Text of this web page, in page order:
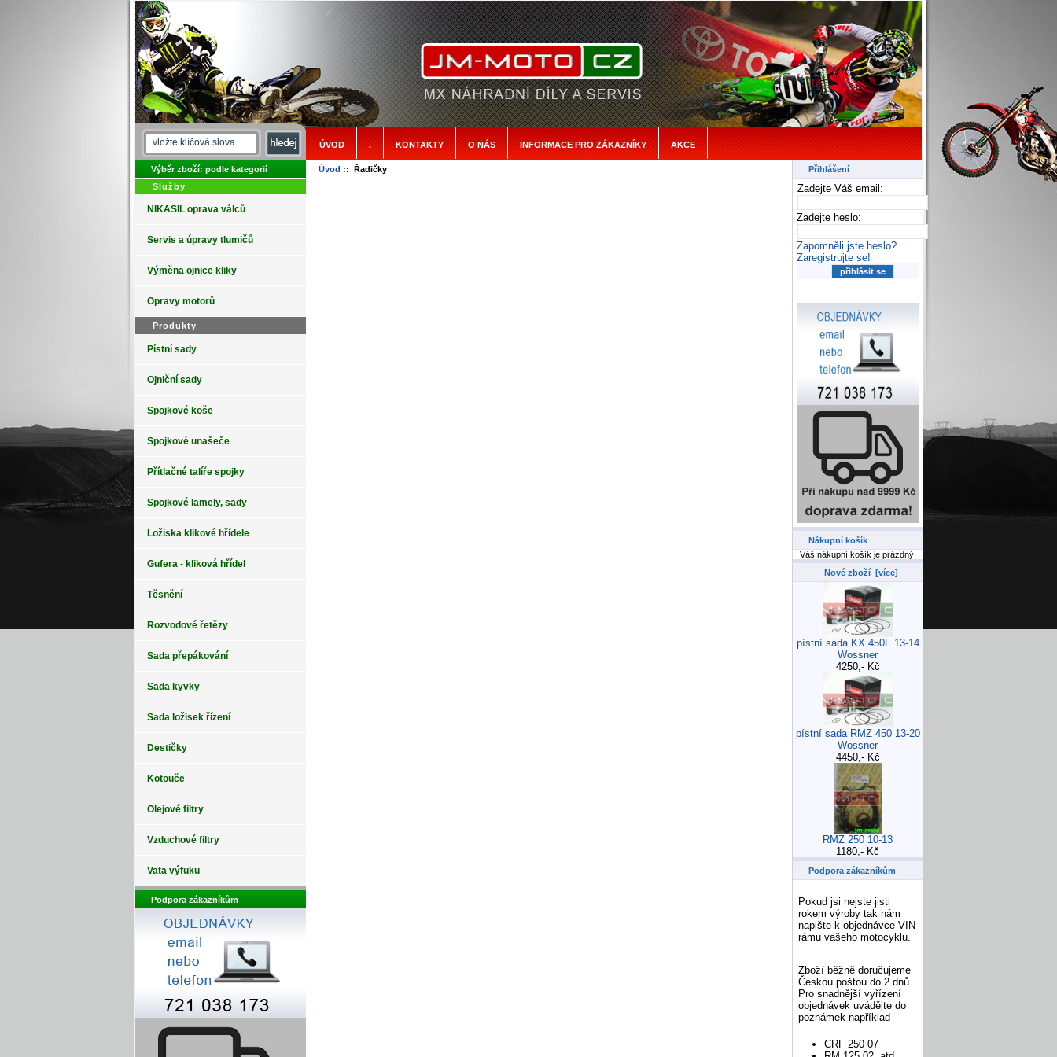
ÚVOD . KONTAKTY O NÁS INFORMACE PRO ZÁKAZNÍKY AKCE
Výběr zboží: podle kategorií
Služby
NIKASIL oprava válců
Servis a úpravy tlumičů
Výměna ojnice kliky
Opravy motorů
Produkty
Pístní sady
Ojniční sady
Spojkové koše
Spojkové unašeče
Přítlačné talíře spojky
Spojkové lamely, sady
Ložiska klikové hřídele
Gufera - kliková hřídel
Těsnění
Rozvodové řetězy
Sada přepákování
Sada kyvky
Sada ložisek řízení
Destičky
Kotouče
Olejové filtry
Vzduchové filtry
Vata výfuku
Podpora zákazníkům
Úvod :: Řadičky Přihlášení
Zadejte Váš email:
Zadejte heslo:
Zapomněli jste heslo?
Zaregistrujte se!
Nákupní košík
Váš nákupní košík je prázdný.
Nové zboží [více]
pístní sada KX 450F 13-14
Wossner
4250,- Kč
pístní sada RMZ 450 13-20
Wossner
4450,- Kč
RMZ 250 10-13
1180,- Kč
Podpora zákazníkům
Pokud jsi nejste jisti
rokem výroby tak nám
napište k objednávce VIN
rámu vašeho motocyklu.
Zboží běžně doručujeme
Českou poštou do 2 dnů.
Pro snadnější vyřízení
objednávek uvádějte do
poznámek například
CRF 250 07